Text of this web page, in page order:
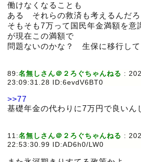
働けなくなることも
ある それらの救済も考えるんだろ
そもそも7万って国民年金満額を意
が現在この満額で
問題ないのかな？ 生保に移行して
89:名無しさん＠２ろぐちゃんねる :
23:09:31.28 ID:6evdV6BT0
>>77
基礎年金の代わりに7万円で良いん
11:名無しさん＠２ろぐちゃんねる :
22:53:30.99 ID:AD6h0/LW0